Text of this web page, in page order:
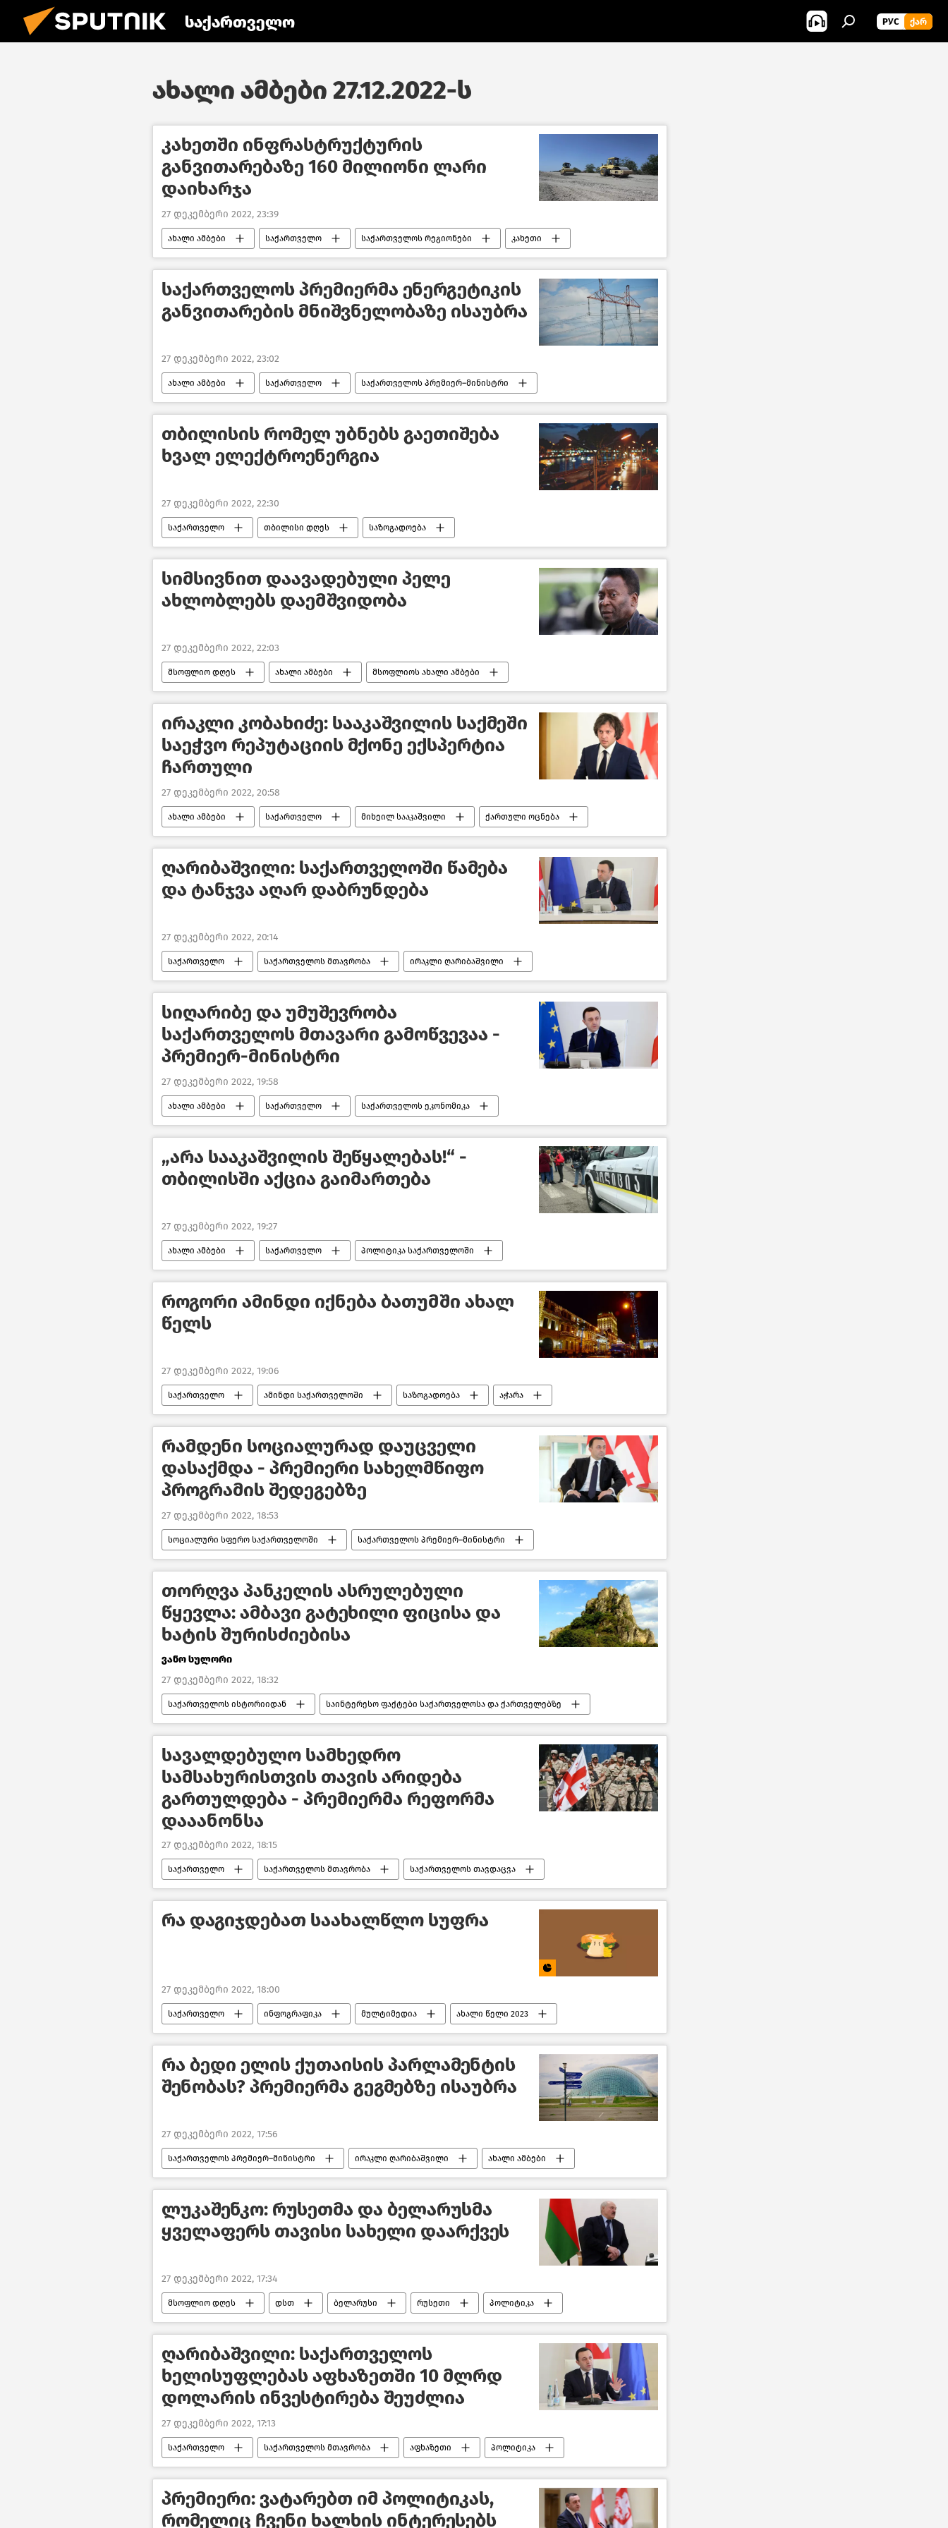
საქართველო РУС ᲥᲐᲠ
ახალი ამბები 27.12.2022-ს
კახეთში ინფრასტრუქტურის
განვითარებაზე 160 მილიონი ლარი
დაიხარჯა
27 დეკემბერი 2022, 23:39
ახალი ამბები საქართველო საქართველოს რეგიონები კახეთი
საქართველოს პრემიერმა ენერგეტიკის
განვითარების მნიშვნელობაზე ისაუბრა
27 დეკემბერი 2022, 23:02
ახალი ამბები საქართველო საქართველოს პრემიერ–მინისტრი
საქართველოს ენერგეტიკა
თბილისის რომელ უბნებს გაეთიშება
ხვალ ელექტროენერგია
27 დეკემბერი 2022, 22:30
საქართველო თბილისი დღეს საზოგადოება
სიმსივნით დაავადებული პელე
ახლობლებს დაემშვიდობა
27 დეკემბერი 2022, 22:03
მსოფლიო დღეს ახალი ამბები მსოფლიოს ახალი ამბები
ირაკლი კობახიძე: სააკაშვილის საქმეში
საეჭვო რეპუტაციის მქონე ექსპერტია
ჩართული
27 დეკემბერი 2022, 20:58
ახალი ამბები საქართველო მიხეილ სააკაშვილი ქართული ოცნება
პოლიტიკა საქართველოში
ღარიბაშვილი: საქართველოში წამება
და ტანჯვა აღარ დაბრუნდება
27 დეკემბერი 2022, 20:14
საქართველო საქართველოს მთავრობა ირაკლი ღარიბაშვილი
საზოგადოება ახალი ამბები
სიღარიბე და უმუშევრობა
საქართველოს მთავარი გამოწვევაა -
პრემიერ-მინისტრი
27 დეკემბერი 2022, 19:58
ახალი ამბები საქართველო საქართველოს ეკონომიკა
საქართველოს პრემიერ–მინისტრი
„არა სააკაშვილის შეწყალებას!“ -
თბილისში აქცია გაიმართება
27 დეკემბერი 2022, 19:27
ახალი ამბები საქართველო პოლიტიკა საქართველოში
მიხეილ სააკაშვილი
როგორი ამინდი იქნება ბათუმში ახალ
წელს
27 დეკემბერი 2022, 19:06
საქართველო ამინდი საქართველოში საზოგადოება აჭარა
რამდენი სოციალურად დაუცველი
დასაქმდა - პრემიერი სახელმწიფო
პროგრამის შედეგებზე
27 დეკემბერი 2022, 18:53
სოციალური სფერო საქართველოში საქართველოს პრემიერ–მინისტრი
ირაკლი ღარიბაშვილი საზოგადოება ახალი ამბები საქართველო
თორღვა პანკელის ასრულებული
წყევლა: ამბავი გატეხილი ფიცისა და
ხატის შურისძიებისა
ვანო სულორი
27 დეკემბერი 2022, 18:32
საქართველოს ისტორიიდან საინტერესო ფაქტები საქართველოსა და ქართველებზე
წასაკითხი ამბები
სავალდებულო სამხედრო
სამსახურისთვის თავის არიდება
გართულდება - პრემიერმა რეფორმა
დააანონსა
27 დეკემბერი 2022, 18:15
საქართველო საქართველოს მთავრობა საქართველოს თავდაცვა
ახალი ამბები
რა დაგიჯდებათ საახალწლო სუფრა
27 დეკემბერი 2022, 18:00
საქართველო ინფოგრაფიკა მულტიმედია ახალი წელი 2023
რა ბედი ელის ქუთაისის პარლამენტის
შენობას? პრემიერმა გეგმებზე ისაუბრა
27 დეკემბერი 2022, 17:56
საქართველოს პრემიერ–მინისტრი ირაკლი ღარიბაშვილი ახალი ამბები
საქართველო საქართველოს პარლამენტი თბილისი დღეს ქუთაისი
ლუკაშენკო: რუსეთმა და ბელარუსმა
ყველაფერს თავისი სახელი დაარქვეს
27 დეკემბერი 2022, 17:34
მსოფლიო დღეს დსთ ბელარუსი რუსეთი პოლიტიკა
მსოფლიოს ახალი ამბები
ღარიბაშვილი: საქართველოს
ხელისუფლებას აფხაზეთში 10 მლრდ
დოლარის ინვესტირება შეუძლია
27 დეკემბერი 2022, 17:13
საქართველო საქართველოს მთავრობა აფხაზეთი პოლიტიკა
ახალი ამბები
პრემიერი: ვატარებთ იმ პოლიტიკას,
რომელიც ჩვენი ხალხის ინტერესებს